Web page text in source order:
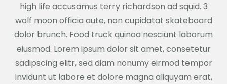
high life accusamus terry richardson ad squid. 3
wolf moon officia aute, non cupidatat skateboard
dolor brunch. Food truck quinoa nesciunt laborum
eiusmod. Lorem ipsum dolor sit amet, consetetur
sadipscing elitr, sed diam nonumy eirmod tempor
invidunt ut labore et dolore magna aliquyam erat,